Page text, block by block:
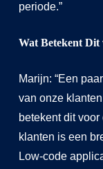
periode.”
Wat Betekent Dit
Marijn: “Een
van onze
betekent dit
klanten is een
Low-code